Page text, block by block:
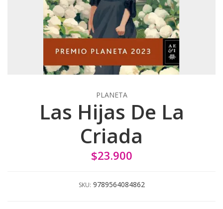
PLANETA
Las Hijas De La
Criada
$23.900
SKU: 9789564084862